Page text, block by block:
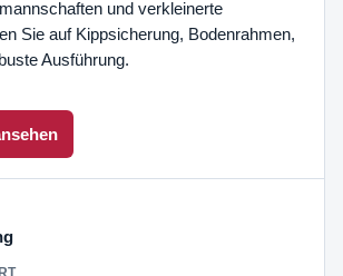
und verkleinerte
Sie auf Kippsicherung, Bodenrahmen,
Ausführung.